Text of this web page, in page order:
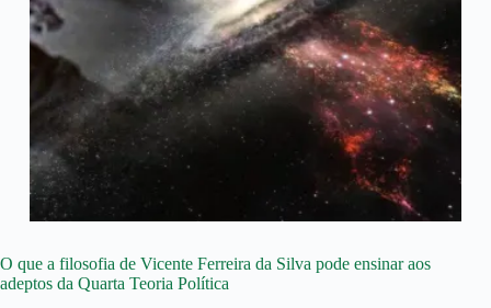
O que a filosofia de Vicente Ferreira da Silva pode ensinar aos
adeptos da Quarta Teoria Política